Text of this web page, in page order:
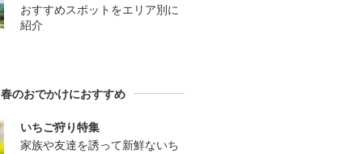
おすすめスポットをエリア別に
紹介
春のおでかけにおすすめ
いちご狩り特集
家族や友達を誘って新鮮ないち